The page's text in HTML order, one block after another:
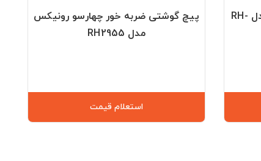
پیچ گوشتی چهارسو رونیکس مدل RH-
پیچ گوشتی ضربه خور چهارسو رونیکس
مدل RH2955
استعلام قیمت